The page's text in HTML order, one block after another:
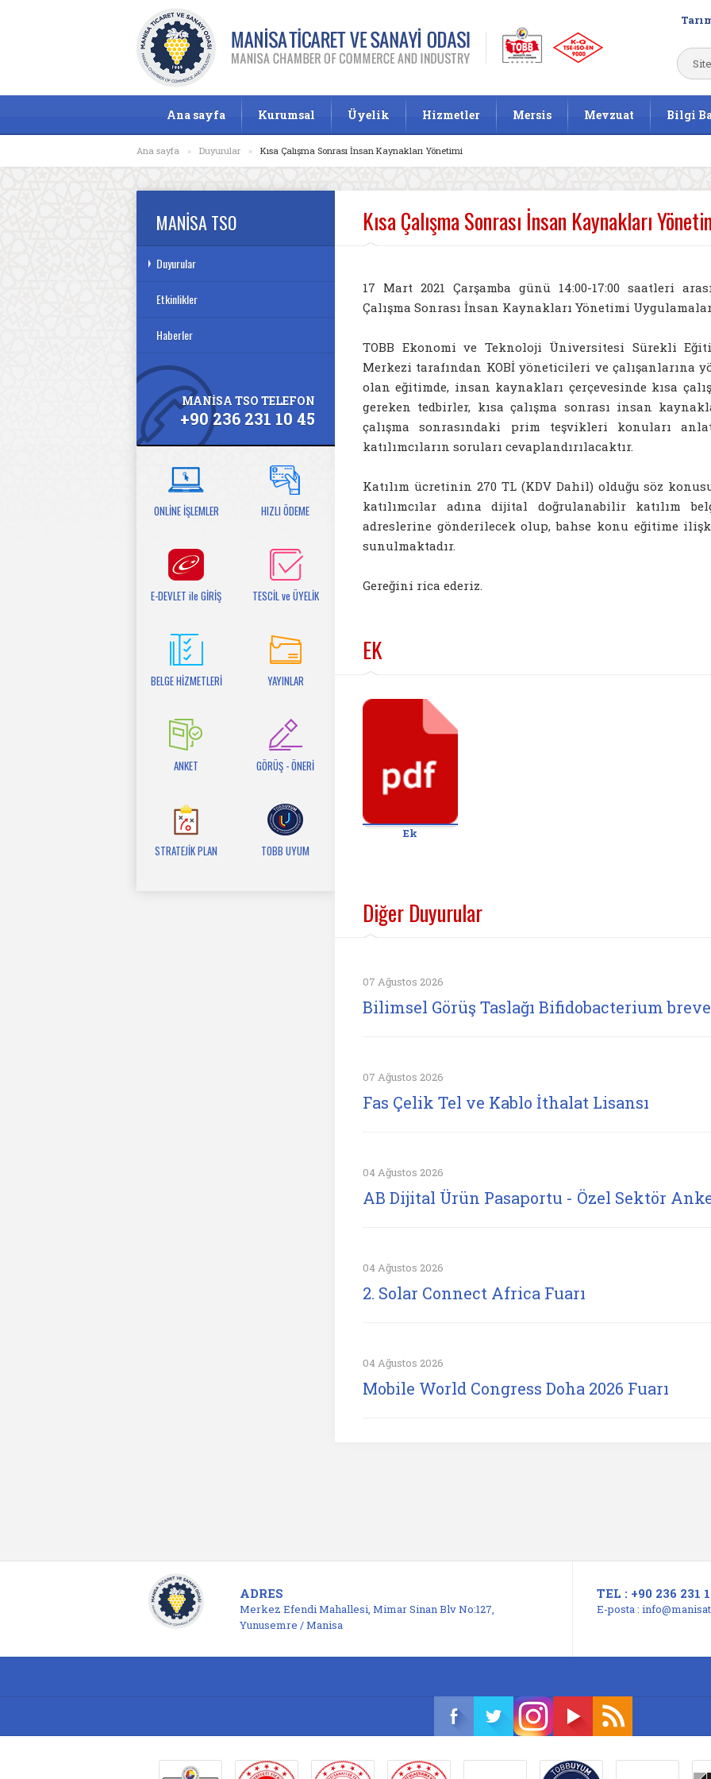
Ana sayfa Kurumsal Üyelik Hizmetler Mersis Mevzuat Bilgi
Ana sayfa » Duyurular » Kısa Çalışma Sonrası İnsan Kaynakları Yönetimi
MANİSA TSO
Duyurular
Etkinlikler
Haberler
MANİSA TSO TELEFON
+90 236 231 10 45
ONLİNE İŞLEMLER HIZLI ÖDEME
E-DEVLET ile GİRİŞ TESCİL ve ÜYELİK
BELGE HİZMETLERİ YAYINLAR
ANKET GÖRÜŞ - ÖNERİ
STRATEJİK PLAN TOBB UYUM
Kısa Çalışma Sonrası İnsan Kaynakları
17 Mart 2021 Çarşamba günü 14:00-17:00 saatleri
Çalışma Sonrası İnsan Kaynakları Yönetimi
TOBB Ekonomi ve Teknoloji Üniversitesi Sürekli
Merkezi tarafından KOBİ yöneticileri ve çalışanlarına
olan eğitimde, insan kaynakları çerçevesinde kısa
gereken tedbirler, kısa çalışma sonrası insan
çalışma sonrasındaki prim teşvikleri konuları
katılımcıların soruları cevaplandırılacaktır.
Katılım ücretinin 270 TL (KDV Dahil) olduğu söz
katılımcılar adına dijital doğrulanabilir katılım
adreslerine gönderilecek olup, bahse konu eğitime
sunulmaktadır.
Gereğini rica ederiz.
EK
Ek
Diğer Duyurular
07 Ağustos 2026
Bilimsel Görüş Taslağı Bifidobacterium
07 Ağustos 2026
Fas Çelik Tel ve Kablo İthalat Lisansı
04 Ağustos 2026
AB Dijital Ürün Pasaportu - Özel Sektör
04 Ağustos 2026
2. Solar Connect Africa Fuarı
04 Ağustos 2026
Mobile World Congress Doha 2026 Fuarı
ADRES
Merkez Efendi Mahallesi, Mimar Sinan Blv No:127,
Yunusemre / Manisa
TEL : +90 236 231
E-posta :